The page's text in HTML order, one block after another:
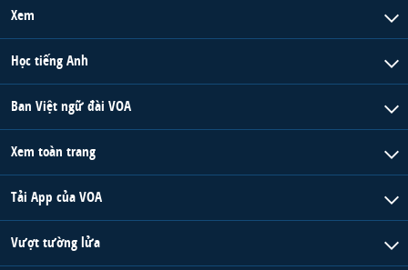
Xem
Học tiếng Anh
Ban Việt ngữ đài VOA
Xem toàn trang
Tải App của VOA
Vượt tường lửa